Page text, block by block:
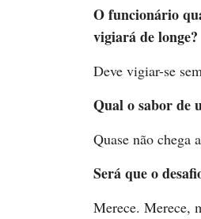
O funcionário
vigiará de longe?
Deve vigiar-se
Qual o sabor de
Quase não chega
Será que o
Merece. Merece,